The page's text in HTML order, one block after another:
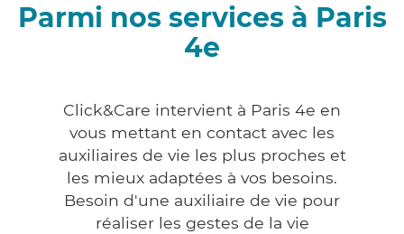
Parmi nos services à Paris
4e
Click&Care intervient à Paris 4e en
vous mettant en contact avec les
auxiliaires de vie les plus proches et
les mieux adaptées à vos besoins.
Besoin d'une auxiliaire de vie pour
réaliser les gestes de la vie